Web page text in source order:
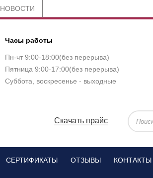
НОВОСТИ
Часы работы
Пн-чт 9:00-18:00(без перерыва)
Пятница 9:00-17:00(без перерыва)
Суббота, воскресенье - выходные
Скачать прайс
СЕРТИФИКАТЫ ОТЗЫВЫ КОНТАКТЫ